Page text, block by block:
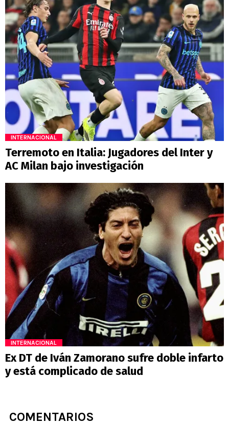
INTERNACIONAL
Terremoto en Italia: Jugadores del Inter y
AC Milan bajo investigación
INTERNACIONAL
Ex DT de Iván Zamorano sufre doble infarto
y está complicado de salud
COMENTARIOS